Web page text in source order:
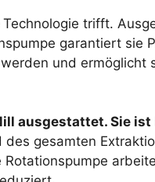
trifft.
garantiert sie
und ermöglicht
ausgestattet. Sie
des gesamten